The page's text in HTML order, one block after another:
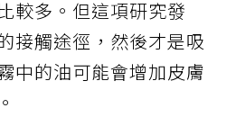
較多。但這項研究發
接觸途徑，然後才是吸
中的油可能會增加皮膚